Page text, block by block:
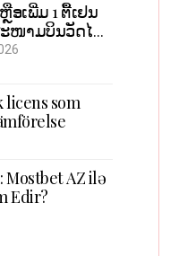
ອເພີ່ມ 1 ຕື້ເຢນ
ໜາມບິນວັດໄຕ
ຕີບໂຕ
licens som
Mostbet AZ ilə
Edir?